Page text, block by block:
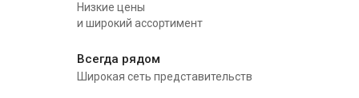
Низкие цены
и широкий ассортимент
Всегда рядом
Широкая сеть представительств